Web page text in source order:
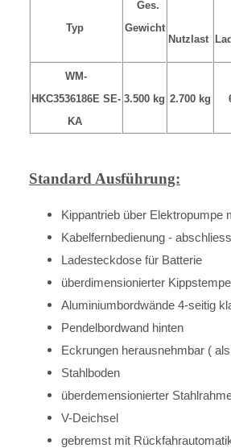
Typ
Ges.
Gewicht
Nutzlast
WM-
HKC3536186E SE-
KA
3.500 kg 2.700 kg
Standard Ausführung:
Kippantrieb über Elektropumpe
Kabelfernbedienung -
Ladesteckdose für Batterie
überdimensionierter
Aluminiumbordwände 4-seitig
Pendelbordwand hinten
Eckrungen herausnehmbar (
Stahlboden
überdemensionierter
V-Deichsel
gebremst mit